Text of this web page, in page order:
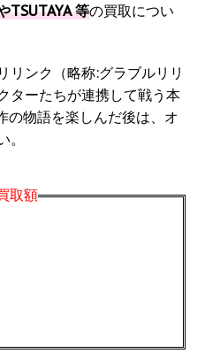
TSUTAYA 等の買取につい
リンク（略称:グラブルリリ
ターたちが連携して戦う本
の物語を楽しんだ後は、オ
取額